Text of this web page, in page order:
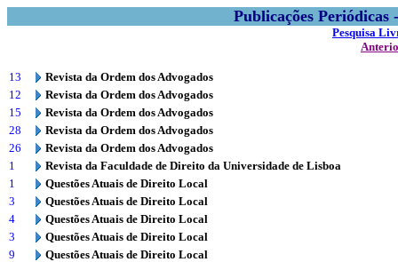
Publicações
Pesquisa
13
Revista da Ordem dos Advogados
12
Revista da Ordem dos Advogados
15
Revista da Ordem dos Advogados
28
Revista da Ordem dos Advogados
26
Revista da Ordem dos Advogados
1
Revista da Faculdade de Direito da Universidade de Lisboa
1
Questões Atuais de Direito Local
3
Questões Atuais de Direito Local
4
Questões Atuais de Direito Local
3
Questões Atuais de Direito Local
9
Questões Atuais de Direito Local